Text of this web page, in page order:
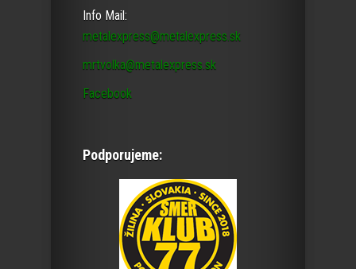
Info Mail:
metalexpress@metalexpress.sk
mrtvolka@metalexpress.sk
Facebook
Podporujeme: